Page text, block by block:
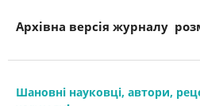
Архівна версія журналу
Шановні науковці, автори,